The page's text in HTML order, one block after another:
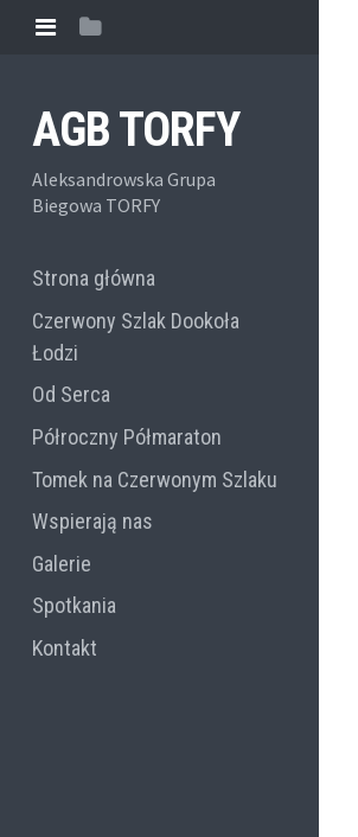
AGB TORFY
Aleksandrowska Grupa
Biegowa TORFY
Strona główna
Czerwony Szlak Dookoła
Łodzi
Od Serca
Półroczny Półmaraton
Tomek na Czerwonym Szlaku
Wspierają nas
Galerie
Spotkania
Kontakt